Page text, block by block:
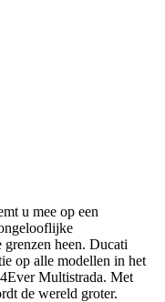
u mee op een
grenzen heen. Ducati
op alle modellen in het
Multistrada. Met
de wereld groter.